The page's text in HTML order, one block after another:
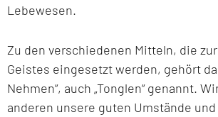
Lebewesen.
Zu den verschiedenen Mitteln, die
Geistes eingesetzt werden, gehört
Nehmen“, auch „Tonglen“ genannt.
anderen unsere guten Umstände und